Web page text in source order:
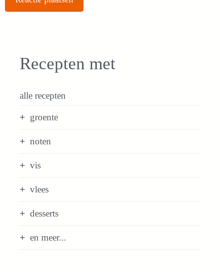
Recepten met
alle recepten
groente
noten
vis
vlees
desserts
en meer...